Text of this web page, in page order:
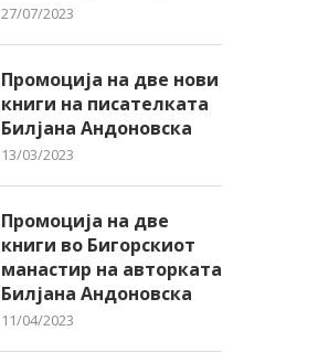
27/07/2023
Промоција на две нови
книги на писателката
Билјана Андоновска
13/03/2023
Промоција на две
книги во Бигорскиот
манастир на авторката
Билјана Андоновска
11/04/2023